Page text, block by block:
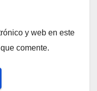
y web en este
comente.